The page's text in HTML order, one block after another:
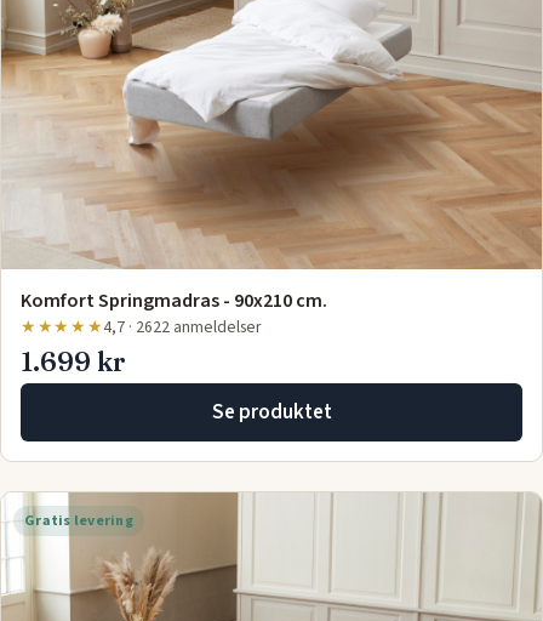
Komfort Springmadras - 90x210 cm.
★★★★★4,7 · 2622 anmeldelser
1.699 kr
Se produktet
Gratis levering